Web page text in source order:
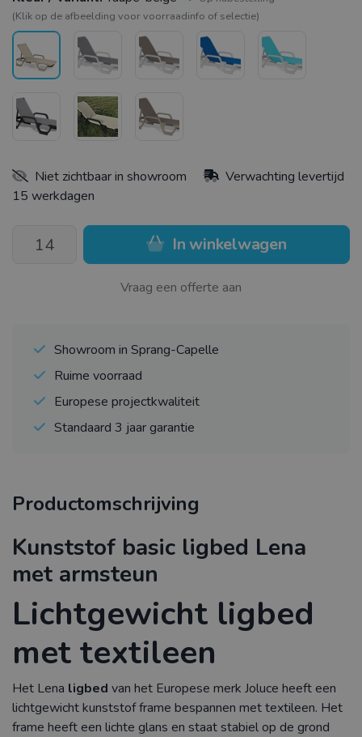
(Klik op de afbeelding voor voorraadinfo of selectie)
Niet zichtbaar in showroom
Verwachting levertijd
15 werkdagen
In winkelwagen
Vraag een offerte aan
Showroom in Sprang-Capelle
Ruime voorraad
Europese projectkwaliteit
Standaard 3 jaar garantie
Productomschrijving
Kunststof basic ligbed Lena
met armsteun
Lichtgewicht ligbed
met textileen
Het Lena ligbed van het Europese merk Joluce heeft een
lichtgewicht kunststof frame bespannen met textileen. Het
frame heeft een lichte glans en staat stabiel op de grond